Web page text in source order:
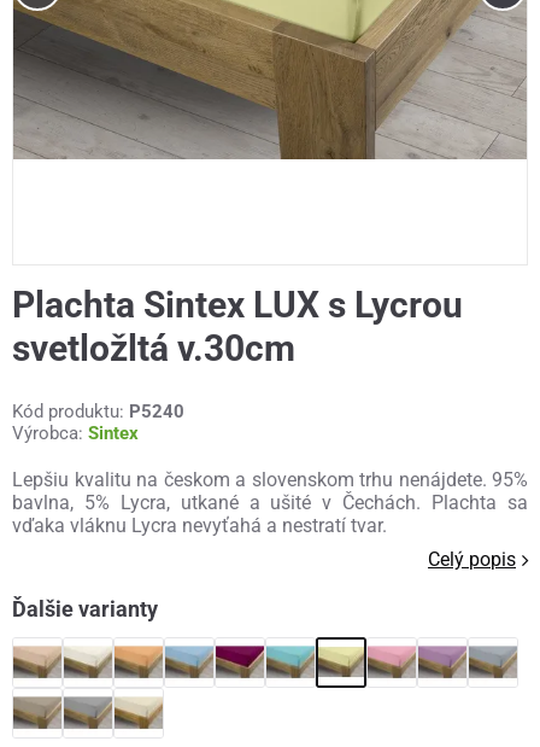
Plachta Sintex LUX s Lycrou
svetložltá v.30cm
Kód produktu: P5240
Výrobca: Sintex
Lepšiu kvalitu na českom a slovenskom trhu nenájdete. 95%
bavlna, 5% Lycra, utkané a ušité v Čechách. Plachta sa
vďaka vláknu Lycra nevyťahá a nestratí tvar.
Celý popis
Ďalšie varianty